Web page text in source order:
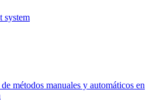
system
métodos manuales y automáticos en